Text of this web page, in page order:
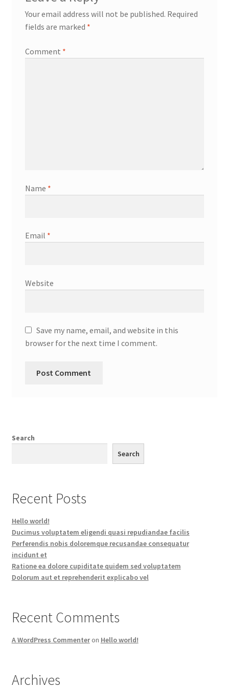
Your email address will not be published. Required
fields are marked *
Comment *
Name *
Email *
Website
Save my name, email, and website in this
browser for the next time I comment.
Search
Search
Recent Posts
Hello world!
Ducimus voluptatem eligendi quasi repudiandae facilis
Perferendis nobis doloremque recusandae consequatur
incidunt et
Ratione ea dolore cupiditate quidem sed voluptatem
Dolorum aut et reprehenderit explicabo vel
Recent Comments
A WordPress Commenteron Hello world!
Archives